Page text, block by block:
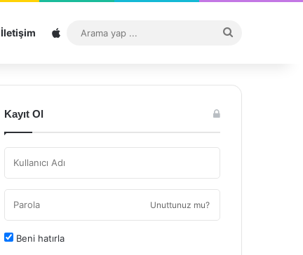
İletişim Sitemap
...
Kayıt Ol
Unuttunuz mu?
Beni hatırla